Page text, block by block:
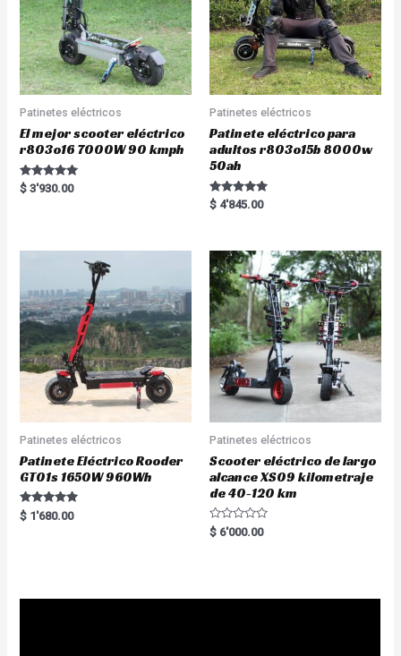
Patinetes eléctricos
El mejor scooter eléctrico
r803o16 7000W 90 kmph
Rated
5.00
$ 3'930.00
Patinetes eléctricos
Patinete eléctrico para
adultos r803o15b 8000w
50ah
Rated
5.00
$ 4'845.00
Patinetes eléctricos
Patinete Eléctrico Rooder
GT01s 1650W 960Wh
Rated
5.00
$ 1'680.00
Patinetes eléctricos
Scooter eléctrico de largo
alcance XS09 kilometraje
de 40-120 km
R
a
$ 6'000.00